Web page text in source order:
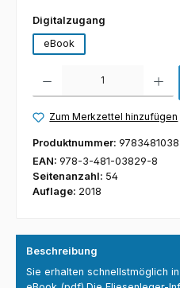
Digitalzugang
eBook
Zum Merkzettel hinzufügen
Produktnummer:
EAN: 978-3-481-03829-8
Seitenanzahl: 54
Auflage: 2018
Beschreibung
Sie erhalten schnellstmöglich